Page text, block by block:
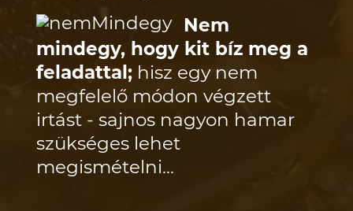
Nem
mindegy, hogy kit bíz meg a
feladattal; hisz egy nem
megfelelő módon végzett
irtást - sajnos nagyon hamar
szükséges lehet
megismételni...